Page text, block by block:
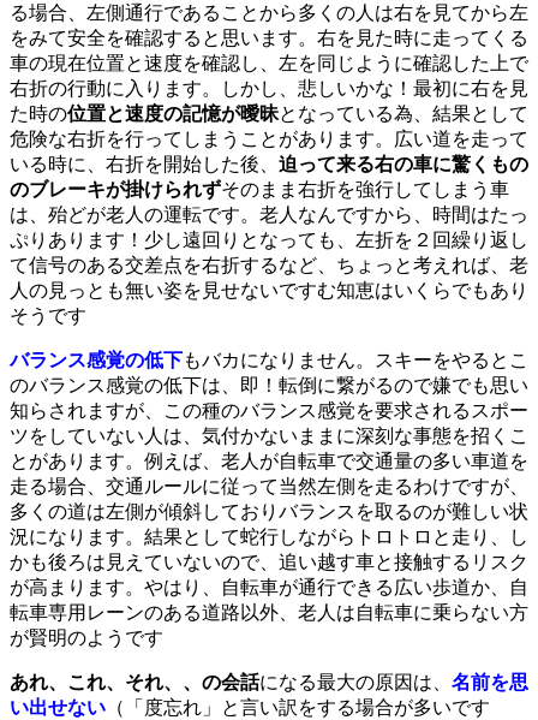
る場合、左側通行であることから多くの人は右を見てから左
をみて安全を確認すると思います。右を見た時に走ってくる
車の現在位置と速度を確認し、左を同じように確認した上で
右折の行動に入ります。しかし、悲しいかな！最初に右を見
た時の位置と速度の記憶が曖昧となっている為、結果として
危険な右折を行ってしまうことがあります。広い道を走って
いる時に、右折を開始した後、 迫って来る右の車に驚くもの
のブレーキが掛けられずそのまま右折を強行してしまう車
は、殆どが老人の運転です。老人なんですから、時間はたっ
ぷりあります！少し遠回りとなっても、左折を２回繰り返し
て信号のある交差点を右折するなど、ちょっと考えれば、老
人の見っとも無い姿を見せないですむ知恵はいくらでもあり
そうです
バランス感覚の低下もバカになりません。スキーをやるとこ
のバランス感覚の低下は、即！転倒に繋がるので嫌でも思い
知らされますが、この種のバランス感覚を要求されるスポー
ツをしていない人は、気付かないままに深刻な事態を招くこ
とがあります。例えば、老人が自転車で交通量の多い車道を
走る場合、交通ルールに従って当然左側を走るわけですが、
多くの道は左側が傾斜しておりバランスを取るのが難しい状
況になります。結果として蛇行しながらトロトロと走り、し
かも後ろは見えていないので、追い越す車と接触するリスク
が高まります。やはり、自転車が通行できる広い歩道か、自
転車専用レーンのある道路以外、老人は自転車に乗らない方
が賢明のようです
あれ、これ、それ、、の会話になる最大の原因は、 名前を思
い出せない （「度忘れ」と言い訳をする場合が多いです